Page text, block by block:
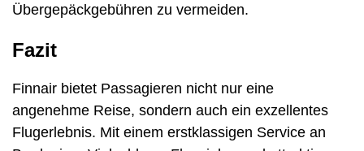
Übergepäckgebühren zu vermeiden.
Fazit
Finnair bietet Passagieren nicht nur eine
angenehme Reise, sondern auch ein exzellentes
Flugerlebnis. Mit einem erstklassigen Service an